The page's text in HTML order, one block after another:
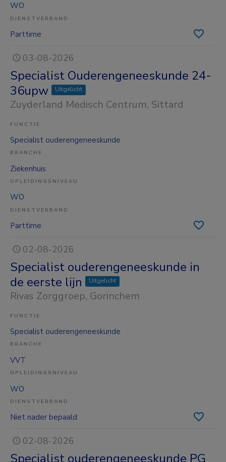
WO
DIENSTVERBAND
Parttime
03-08-2026
Specialist Ouderengeneeskunde 24-
36upw
Uitgelicht
Zuyderland Medisch Centrum, Sittard
FUNCTIE
Specialist ouderengeneeskunde
BRANCHE
Ziekenhuis
OPLEIDINGSNIVEAU
WO
DIENSTVERBAND
Parttime
02-08-2026
Specialist ouderengeneeskunde in
de eerste lijn
Uitgelicht
Rivas Zorggroep, Gorinchem
FUNCTIE
Specialist ouderengeneeskunde
BRANCHE
VVT
OPLEIDINGSNIVEAU
WO
DIENSTVERBAND
Niet nader bepaald
02-08-2026
Specialist ouderengeneeskunde PG